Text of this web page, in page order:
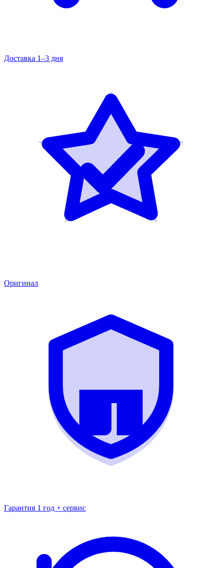
Доставка 1–3 дня
Оригинал
Гарантия 1 год + сервис